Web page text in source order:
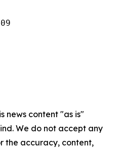
news content "as is"
We do not accept any
the accuracy, content,